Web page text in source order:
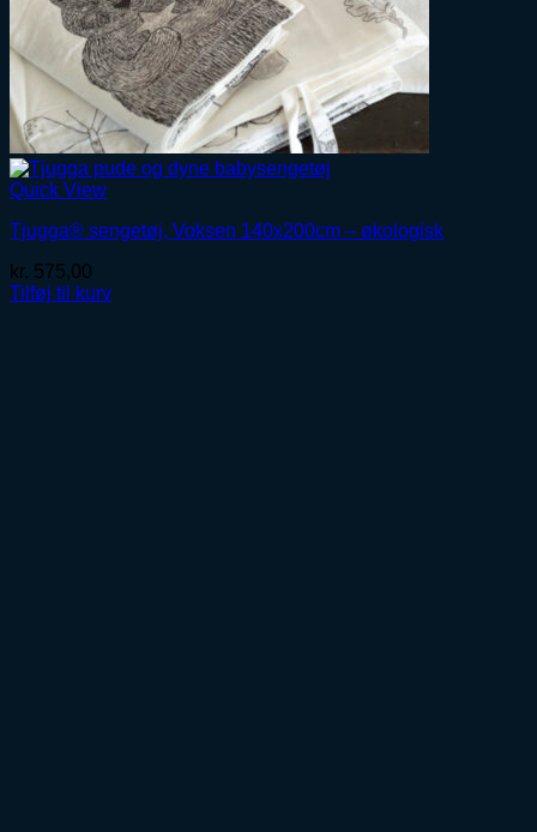
Quick View
Tjugga® sengetøj, Voksen 140x200cm – økologisk
kr. 575,00
Tilføj til kurv